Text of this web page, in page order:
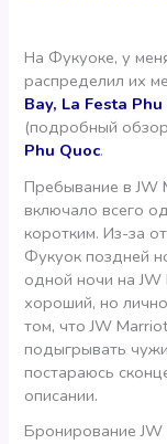
На Фукуоке, у
распределил их
Bay, La Festa
(подробный
Phu Quoc.
Пребывание в JW
включало всего
коротким. Из-за
Фукуок поздней
одной ночи на
хороший, но
том, что JW
подыгрывать
постараюсь
описании.
Бронирование